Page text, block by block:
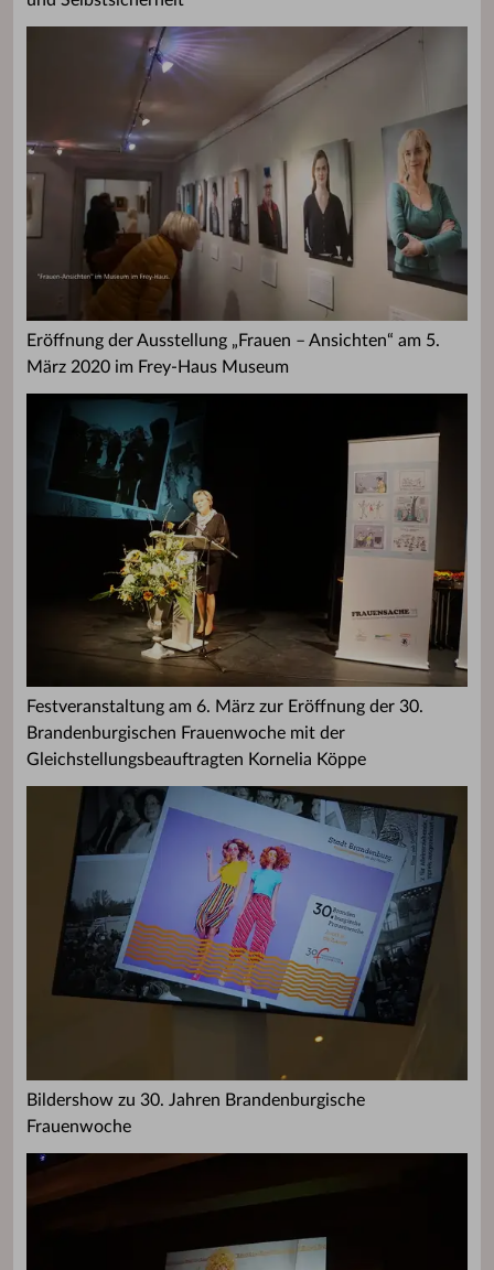
Eröffnung der Ausstellung „Frauen – Ansichten“ am 5.
März 2020 im Frey-Haus Museum
Festveranstaltung am 6. März zur Eröffnung der 30.
Brandenburgischen Frauenwoche mit der
Gleichstellungsbeauftragten Kornelia Köppe
Bildershow zu 30. Jahren Brandenburgische
Frauenwoche